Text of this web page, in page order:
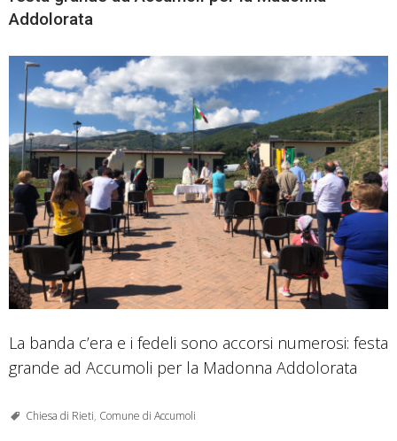
Addolorata
La banda c’era e i fedeli sono accorsi numerosi: festa
grande ad Accumoli per la Madonna Addolorata
Chiesa di Rieti, Comune di Accumoli